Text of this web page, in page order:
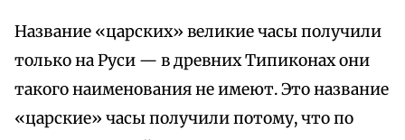
Название «царских» великие часы получили
только на Руси — в древних Типиконах они
такого наименования не имеют. Это название
«царские» часы получили потому, что по